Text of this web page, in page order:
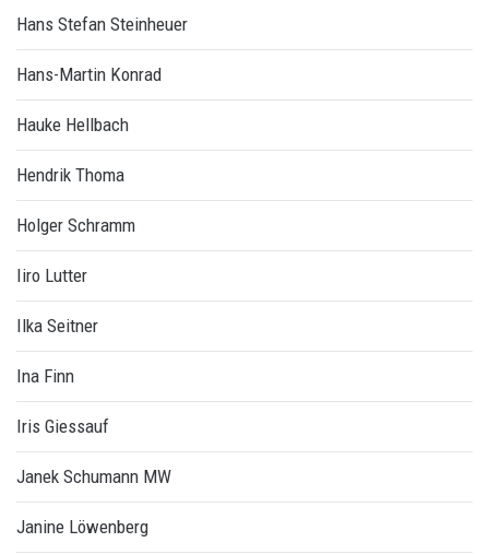
Hans Stefan Steinheuer
Hans-Martin Konrad
Hauke Hellbach
Hendrik Thoma
Holger Schramm
Iiro Lutter
Ilka Seitner
Ina Finn
Iris Giessauf
Janek Schumann MW
Janine Löwenberg